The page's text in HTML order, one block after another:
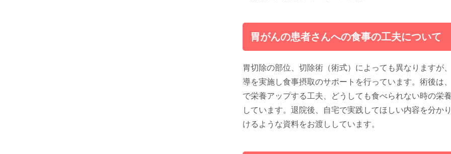
胃がんの患者さんへの食事の工夫について
胃切除の部位、切除術（術式）によっても異なりますが
導を実施し食事摂取のサポートを行っています。術後は
で栄養アップする工夫、どうしても食べられない時の栄
しています。退院後、自宅で実践してほしい内容を分か
けるような資料をお渡ししています。